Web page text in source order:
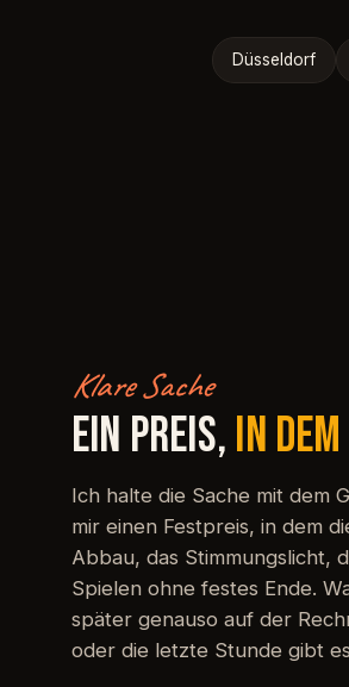
Düsseldorf
Klare Sache
EIN PREIS, IN
Ich halte die Sache mit dem
mir einen Festpreis, in dem
Abbau, das Stimmungslicht,
Spielen ohne festes Ende.
später genauso auf der
oder die letzte Stunde gibt